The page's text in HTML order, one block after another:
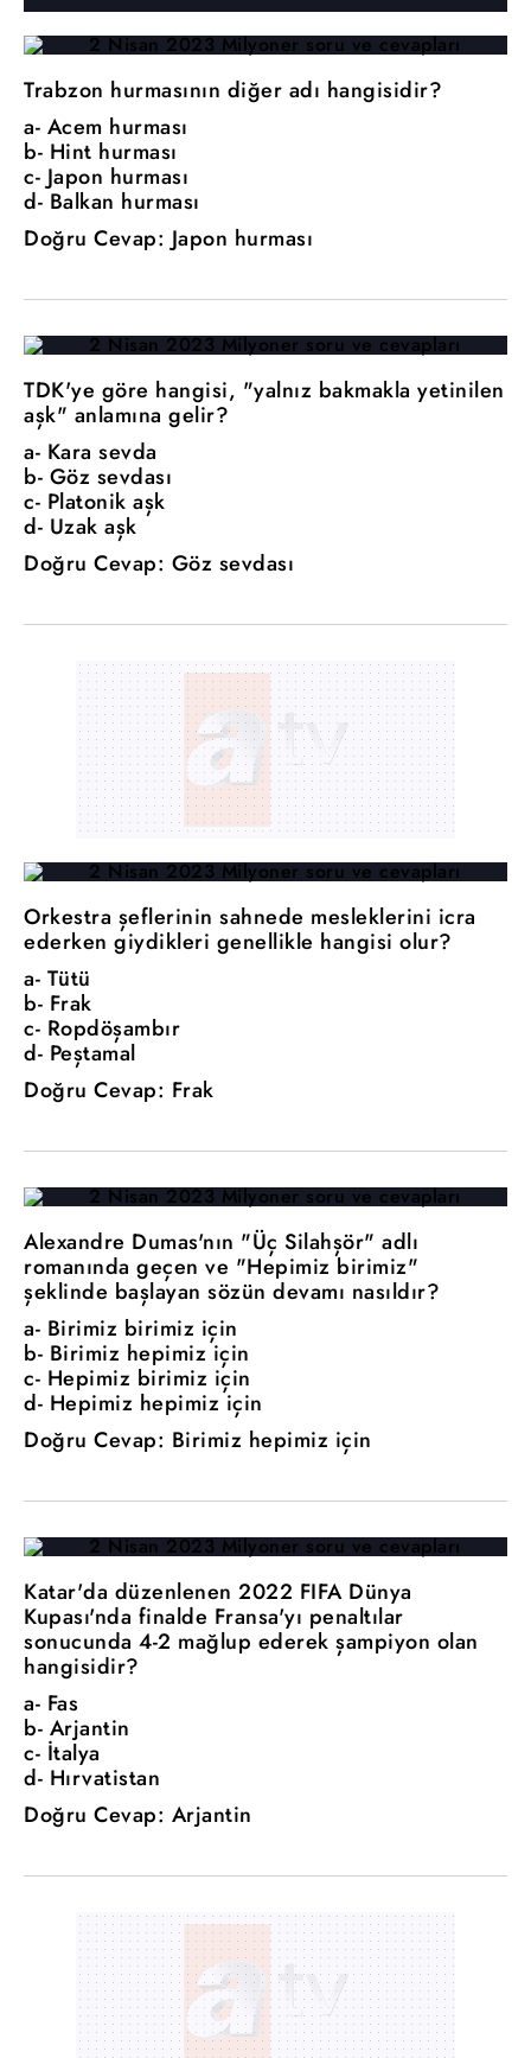
Trabzon hurmasının diğer adı hangisidir?
a- Acem hurması
b- Hint hurması
c- Japon hurması
d- Balkan hurması
Doğru Cevap: Japon hurması
TDK'ye göre hangisi, "yalnız bakmakla yetinilen
aşk" anlamına gelir?
a- Kara sevda
b- Göz sevdası
c- Platonik aşk
d- Uzak aşk
Doğru Cevap: Göz sevdası
Orkestra şeflerinin sahnede mesleklerini icra
ederken giydikleri genellikle hangisi olur?
a- Tütü
b- Frak
c- Ropdöşambır
d- Peştamal
Doğru Cevap: Frak
Alexandre Dumas'nın "Üç Silahşör" adlı
romanında geçen ve "Hepimiz birimiz"
şeklinde başlayan sözün devamı nasıldır?
a- Birimiz birimiz için
b- Birimiz hepimiz için
c- Hepimiz birimiz için
d- Hepimiz hepimiz için
Doğru Cevap: Birimiz hepimiz için
Katar'da düzenlenen 2022 FIFA Dünya
Kupası'nda finalde Fransa'yı penaltılar
sonucunda 4-2 mağlup ederek şampiyon olan
hangisidir?
a- Fas
b- Arjantin
c- İtalya
d- Hırvatistan
Doğru Cevap: Arjantin